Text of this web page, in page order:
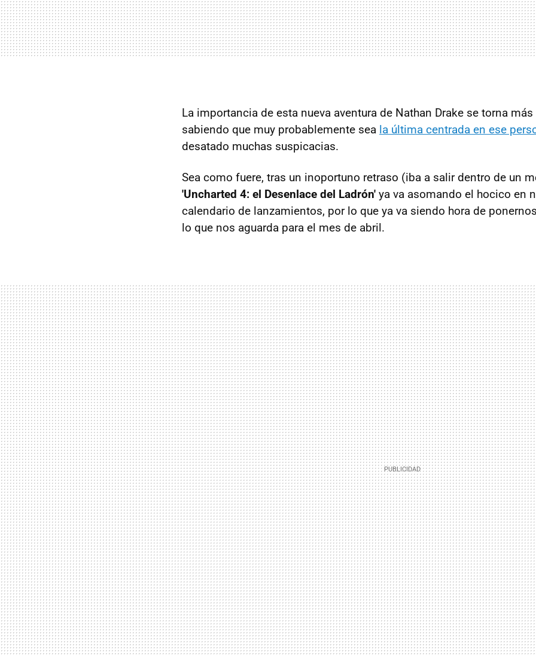
La importancia de esta nueva aventura de Nathan Drake se torna
sabiendo que muy probablemente sea la última centrada en ese
desatado muchas suspicacias.
Sea como fuere, tras un inoportuno retraso (iba a salir dentro de un
'Uncharted 4: el Desenlace del Ladrón' ya va asomando el hocico en
calendario de lanzamientos, por lo que ya va siendo hora de
lo que nos aguarda para el mes de abril.